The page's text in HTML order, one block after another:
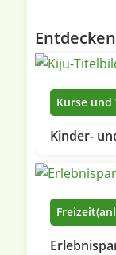
Kurse und
Kinder-